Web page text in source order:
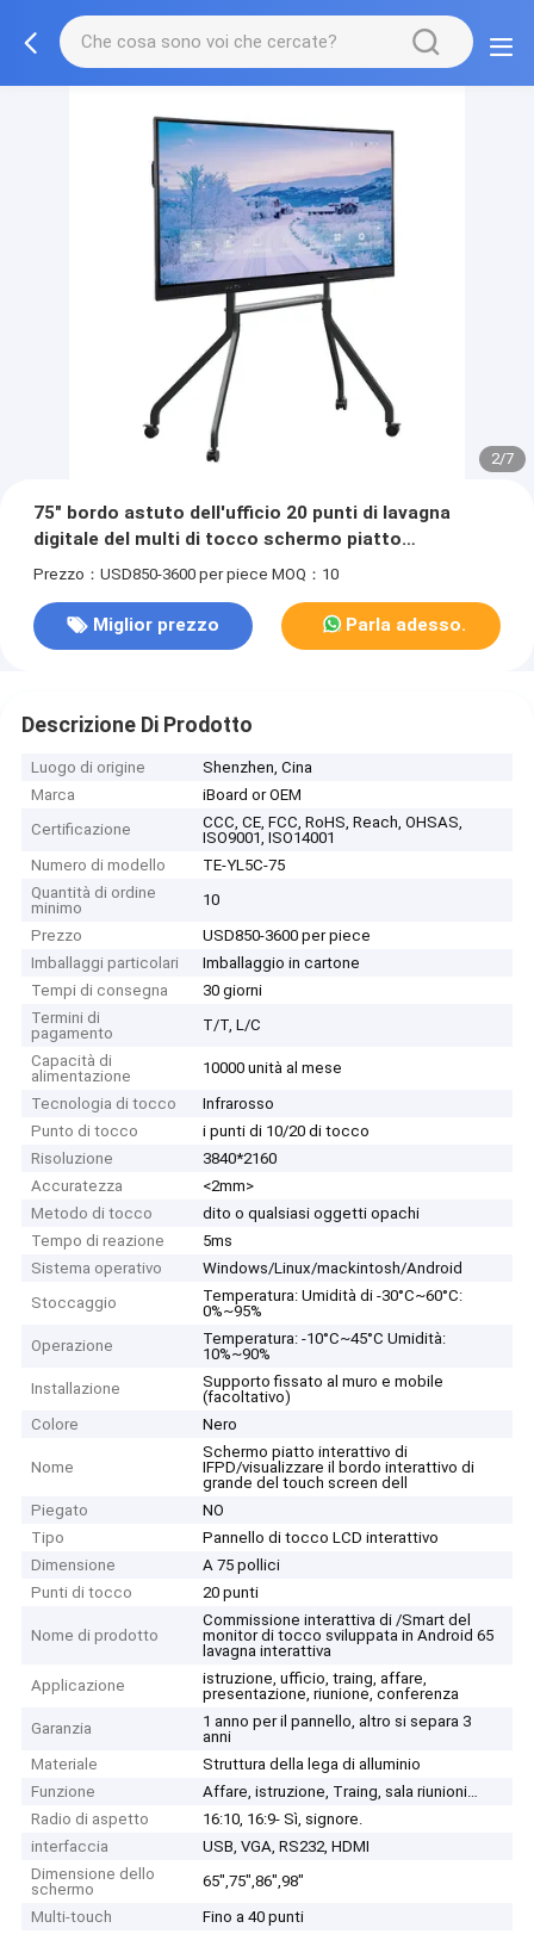
3/7
75" bordo astuto dell'ufficio 20 punti di lavagna
digitale del multi di tocco schermo piatto
interattivo di lavagna
Prezzo：USD850-3600 per piece MOQ：10
Miglior prezzo Parla adesso.
Descrizione Di Prodotto
Luogo di origine
Shenzhen, Cina
Marca
iBoard or OEM
Certificazione
CCC, CE, FCC, RoHS, Reach, OHSAS,
ISO9001, ISO14001
Numero di modello
TE-YL5C-75
Quantità di ordine
minimo
10
Prezzo
USD850-3600 per piece
Imballaggi particolari
Imballaggio in cartone
Tempi di consegna
30 giorni
Termini di
pagamento
T/T, L/C
Capacità di
alimentazione
10000 unità al mese
Tecnologia di tocco
Infrarosso
Punto di tocco
i punti di 10/20 di tocco
Risoluzione
3840*2160
Accuratezza
<2mm>
Metodo di tocco
dito o qualsiasi oggetti opachi
Tempo di reazione
5ms
Sistema operativo
Windows/Linux/mackintosh/Android
Stoccaggio
Temperatura: Umidità di -30°C~60°C:
0%~95%
Operazione
Temperatura: -10°C~45°C Umidità:
10%~90%
Installazione
Supporto fissato al muro e mobile
(facoltativo)
Colore
Nero
Nome
Schermo piatto interattivo di
IFPD/visualizzare il bordo interattivo di
grande del touch screen dell
Piegato
NO
Tipo
Pannello di tocco LCD interattivo
Dimensione
A 75 pollici
Punti di tocco
20 punti
Nome di prodotto
Commissione interattiva di /Smart del
monitor di tocco sviluppata in Android 65
lavagna interattiva
Applicazione
istruzione, ufficio, traing, affare,
presentazione, riunione, conferenza
Garanzia
1 anno per il pannello, altro si separa 3
anni
Materiale
Struttura della lega di alluminio
Funzione
Affare, istruzione, Traing, sala riunioni…
Radio di aspetto
16:10, 16:9- Sì, signore.
interfaccia
USB, VGA, RS232, HDMI
Dimensione dello
schermo
65",75",86",98"
Multi-touch
Fino a 40 punti